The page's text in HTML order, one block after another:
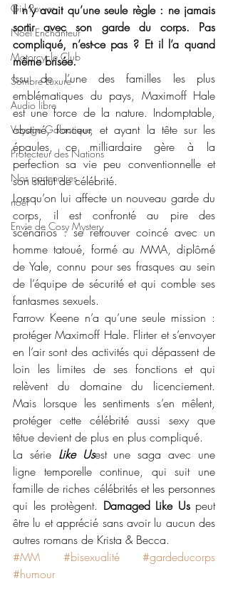
Girl Power
Noël Enchanteur
Motorcycle Club
Sombre Luxure
Audio libre
Voyage Galactique
Protecteur des Nations
Nos partenaires
noêl
Envie de Cosy Mystery
Il n’y avait qu’une seule règle : ne jamais
sortir avec son garde du corps. Pas
compliqué, n’est-ce pas ? Et il l’a quand
même brisée.
Issu de l’une des familles les plus
emblématiques du pays, Maximoff Hale
est une force de la nature. Indomptable,
obstiné, fonceur, et ayant la tête sur les
épaules, ce milliardaire gère à la
perfection sa vie peu conventionnelle et
son statut de célébrité.
Lorsqu’on lui affecte un nouveau garde du
corps, il est confronté au pire des
scénarios : se retrouver coincé avec un
homme tatoué, formé au MMA, diplômé
de Yale, connu pour ses frasques au sein
de l’équipe de sécurité et qui comble ses
fantasmes sexuels.
Farrow Keene n’a qu’une seule mission :
protéger Maximoff Hale. Flirter et s’envoyer
en l’air sont des activités qui dépassent de
loin les limites de ses fonctions et qui
relèvent du domaine du licenciement.
Mais lorsque les sentiments s’en mêlent,
protéger cette célébrité aussi sexy que
têtue devient de plus en plus compliqué.
La série Like Usest une saga avec une
ligne temporelle continue, qui suit une
famille de riches célébrités et les personnes
qui les protègent. Damaged Like Us peut
être lu et apprécié sans avoir lu aucun des
autres romans de Krista & Becca.
#MM
#bisexualité
#gardeducorps
#humour